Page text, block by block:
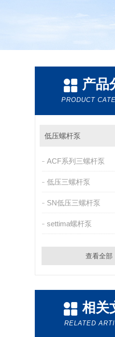
产品
PRODUCT
低压螺杆泵
ACF系列三螺杆泵
低压三螺杆泵
SN低压三螺杆泵
settima螺杆泵
查看全部
相关
RELATED